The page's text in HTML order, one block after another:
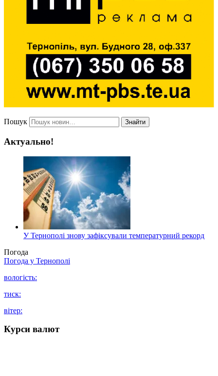
Пошук Знайти
Актуально!
У Тернополі знову зафіксували температурний рекорд
Погода
Погода у Тернополі
вологість:
тиск:
вітер:
Курси валют